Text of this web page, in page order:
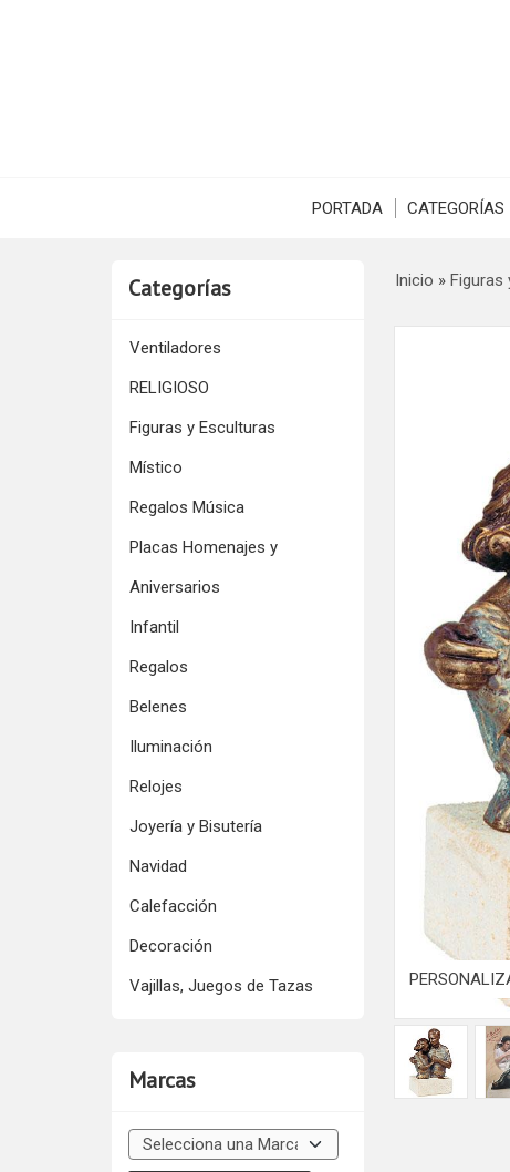
PORTADA CATEGORÍAS
Categorías
Ventiladores
RELIGIOSO
Figuras y Esculturas
Místico
Regalos Música
Placas Homenajes y
Aniversarios
Infantil
Regalos
Belenes
Iluminación
Relojes
Joyería y Bisutería
Navidad
Calefacción
Decoración
Vajillas, Juegos de Tazas
Marcas
Inicio » Figuras